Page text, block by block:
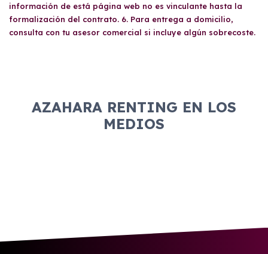
información de está página web no es vinculante hasta la
formalización del contrato. 6. Para entrega a domicilio,
consulta con tu asesor comercial si incluye algún sobrecoste.
AZAHARA RENTING EN LOS
MEDIOS